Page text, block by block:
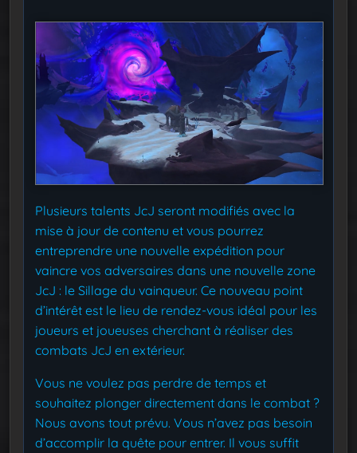
Plusieurs talents JcJ seront modifiés avec la
mise à jour de contenu et vous pourrez
entreprendre une nouvelle expédition pour
vaincre vos adversaires dans une nouvelle zone
JcJ : le Sillage du vainqueur. Ce nouveau point
d’intérêt est le lieu de rendez-vous idéal pour les
joueurs et joueuses cherchant à réaliser des
combats JcJ en extérieur.
Vous ne voulez pas perdre de temps et
souhaitez plonger directement dans le combat ?
Nous avons tout prévu. Vous n’avez pas besoin
d’accomplir la quête pour entrer. Il vous suffit